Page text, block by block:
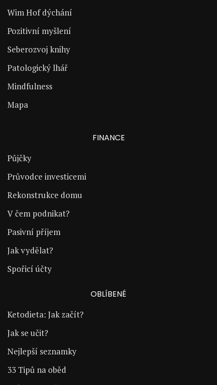
Wim Hof dýchání
Pozitivní myšlení
Seberozvoj knihy
Patologický lhář
Mindfulness
Mapa
FINANCE
Půjčky
Průvodce investicemi
Rekonstrukce domu
V čem podnikat?
Pasivní příjem
Jak vydělat?
Spořicí účty
OBLÍBENÉ
Ketodieta: Jak začít?
Jak se učit?
Nejlepší seznamky
33 Tipů na oběd